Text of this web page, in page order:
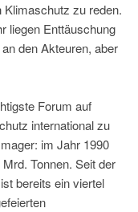
Klimaschutz zu reden.
liegen Enttäuschung
den Akteuren, aber
Forum auf
international zu
im Jahr 1990
Tonnen. Seit der
bereits ein viertel